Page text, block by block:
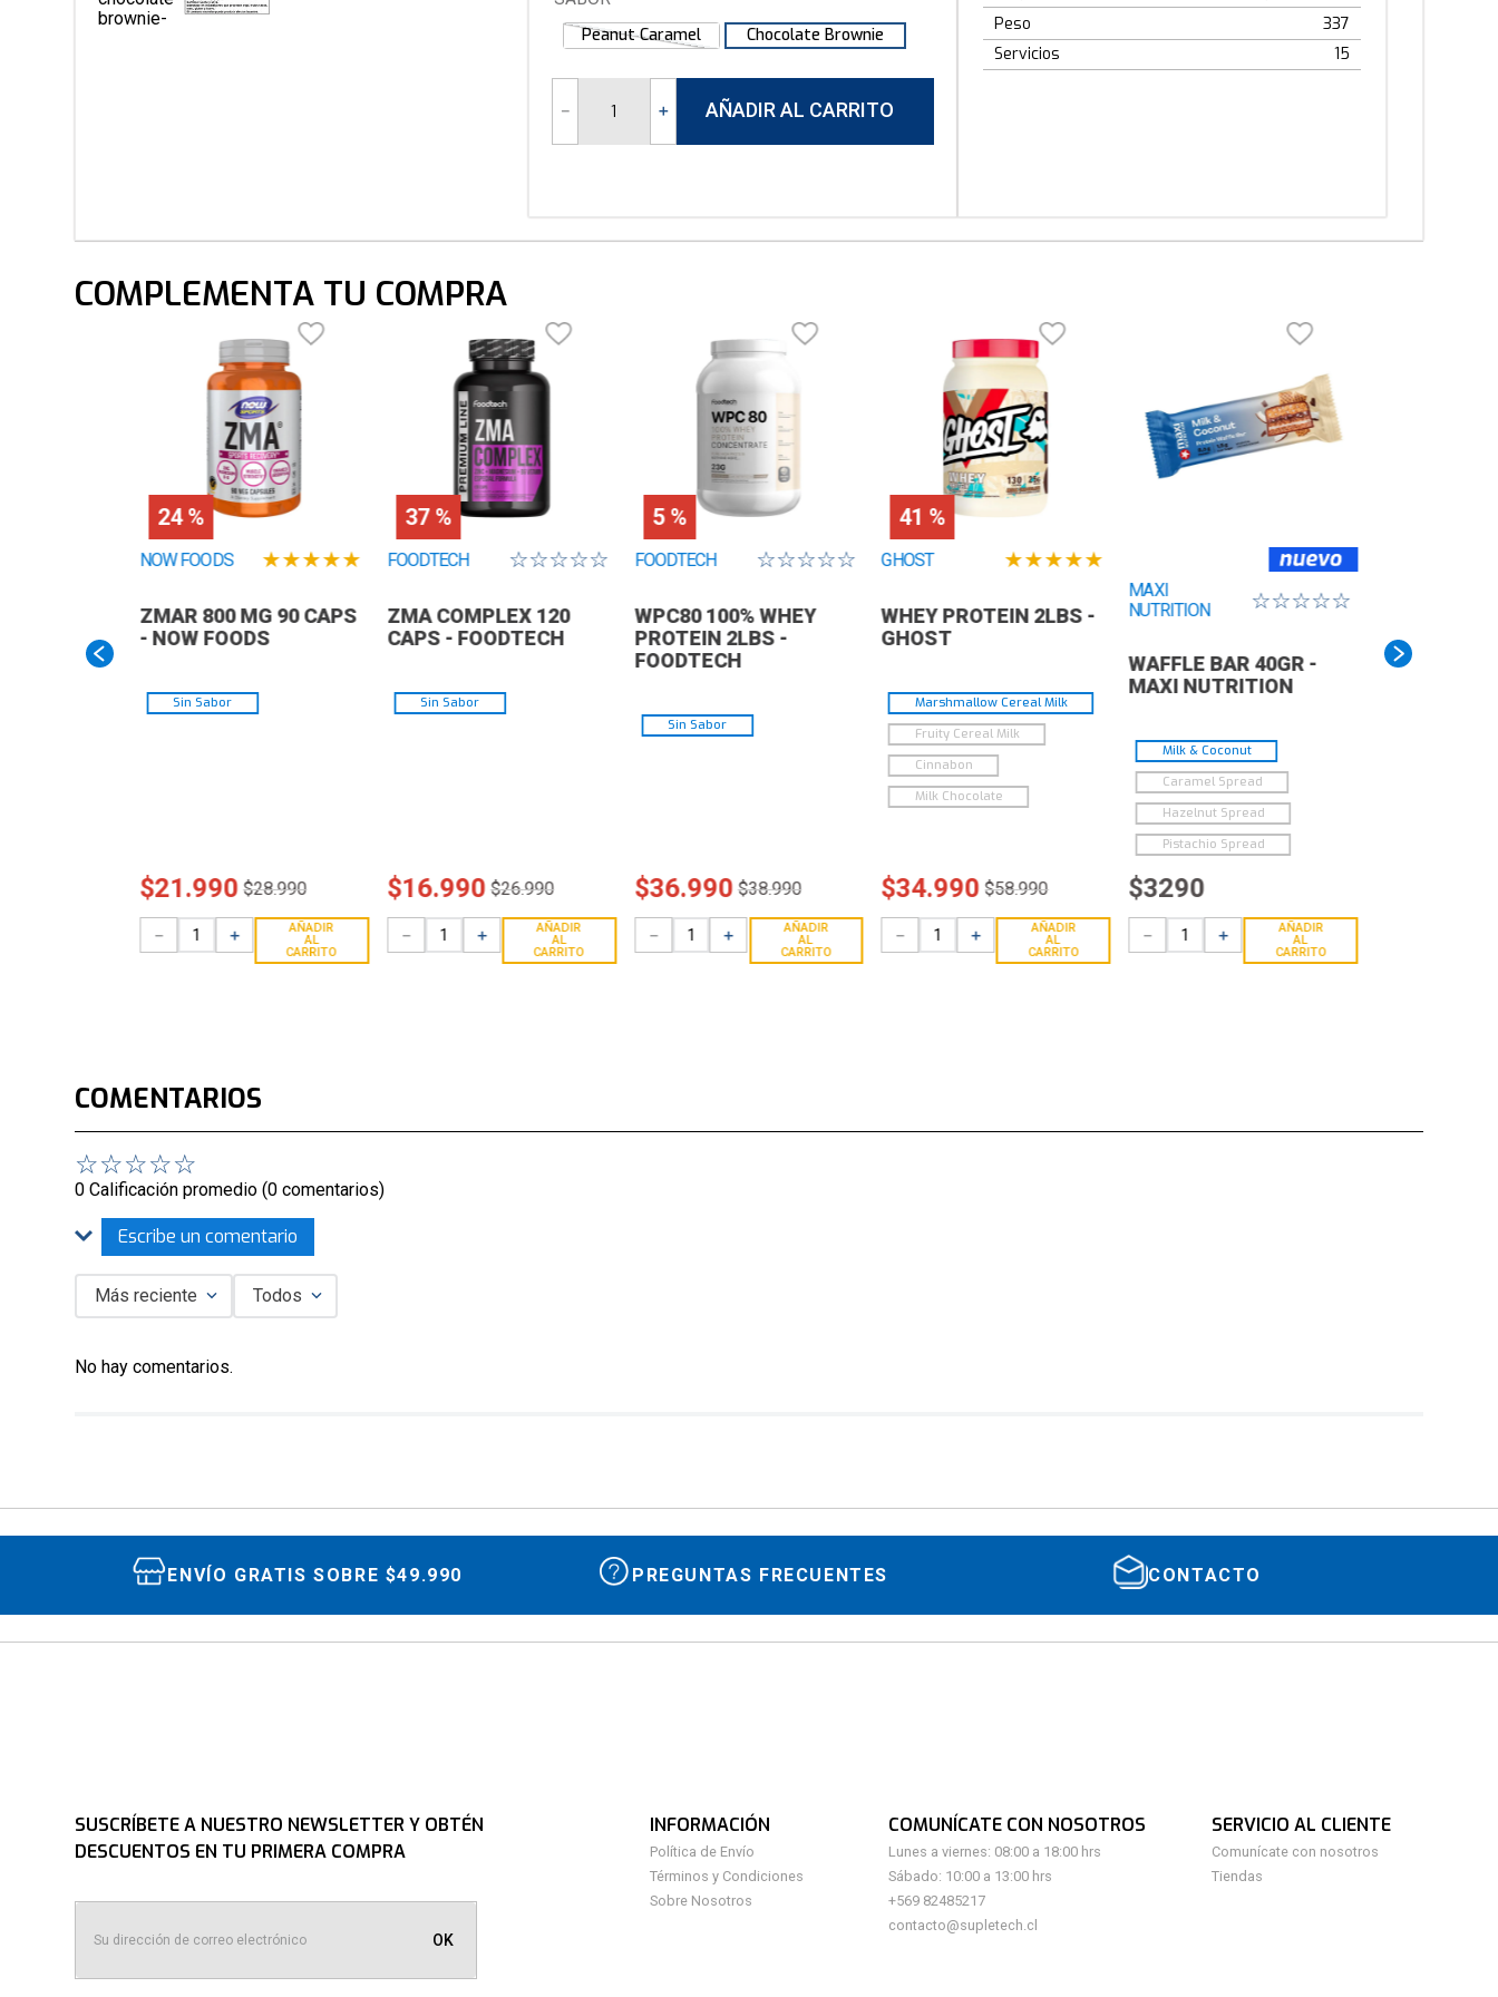
Peanut Caramel
Chocolate Brownie
＋
－ AÑADIR AL CARRITO
Peso
337
Servicios
15
COMPLEMENTA TU COMPRA
24 %
NOW FOODS ★★★★★
ZMAR 800 MG 90 CAPS
- NOW FOODS
Sin Sabor
$21.990 $28.990
＋
－
AÑADIR
AL
CARRITO
37 %
FOODTECH ☆☆☆☆☆
ZMA COMPLEX 120
CAPS - FOODTECH
Sin Sabor
$16.990 $26.990
＋
－
AÑADIR
AL
CARRITO
5 %
FOODTECH ☆☆☆☆☆
WPC80 100% WHEY
PROTEIN 2LBS -
FOODTECH
Sin Sabor
$36.990 $38.990
＋
－
AÑADIR
AL
CARRITO
41 %
GHOST ★★★★★
WHEY PROTEIN 2LBS -
GHOST
Marshmallow Cereal Milk
Fruity Cereal Milk
Cinnabon
Milk Chocolate
$34.990 $58.990
＋
－
AÑADIR
AL
CARRITO
MAXI
NUTRITION
☆☆☆☆☆
WAFFLE BAR 40GR -
MAXI NUTRITION
Milk & Coconut
Caramel Spread
Hazelnut Spread
Pistachio Spread
$3290
＋
－
AÑADIR
AL
CARRITO
COMENTARIOS
☆☆☆☆☆
0 Calificación promedio (0 comentarios)
Escribe un comentario
Título
★★★★★
Tu nombre
Más reciente Todos
No hay comentarios.
ENVÍO GRATIS SOBRE $49.990 PREGUNTAS FRECUENTES CONTACTO
SUSCRÍBETE A NUESTRO NEWSLETTER Y OBTÉN
DESCUENTOS EN TU PRIMERA COMPRA
OK
INFORMACIÓN
Política de Envío
Términos y Condiciones
Sobre Nosotros
COMUNÍCATE CON NOSOTROS
Lunes a viernes: 08:00 a 18:00 hrs
Sábado: 10:00 a 13:00 hrs
+569 82485217
contacto@supletech.cl
SERVICIO AL CLIENTE
Comunícate con nosotros
Tiendas
10. isolate